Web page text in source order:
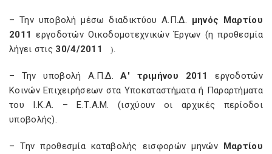
– Την υποβολή μέσω διαδικτύου Α.Π.Δ. μηνός Μαρτίου
2011 εργοδοτών Οικοδομοτεχνικών Έργων (η προθεσμία
λήγει στις 30/4/2011 ).
– Την υποβολή Α.Π.Δ.Α' τριμήνου 2011
εργοδοτών
Κοινών Επιχειρήσεων στα Υποκαταστήματα ή Παραρτήματα
του Ι.Κ.Α. – Ε.Τ.Α.Μ. (ισχύουν οι αρχικές περίοδοι
υποβολής).
– Την προθεσμία καταβολής εισφορών μηνών Μαρτίου